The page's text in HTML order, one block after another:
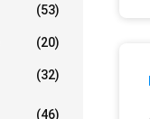
(53)
(20)
(32)
(46)